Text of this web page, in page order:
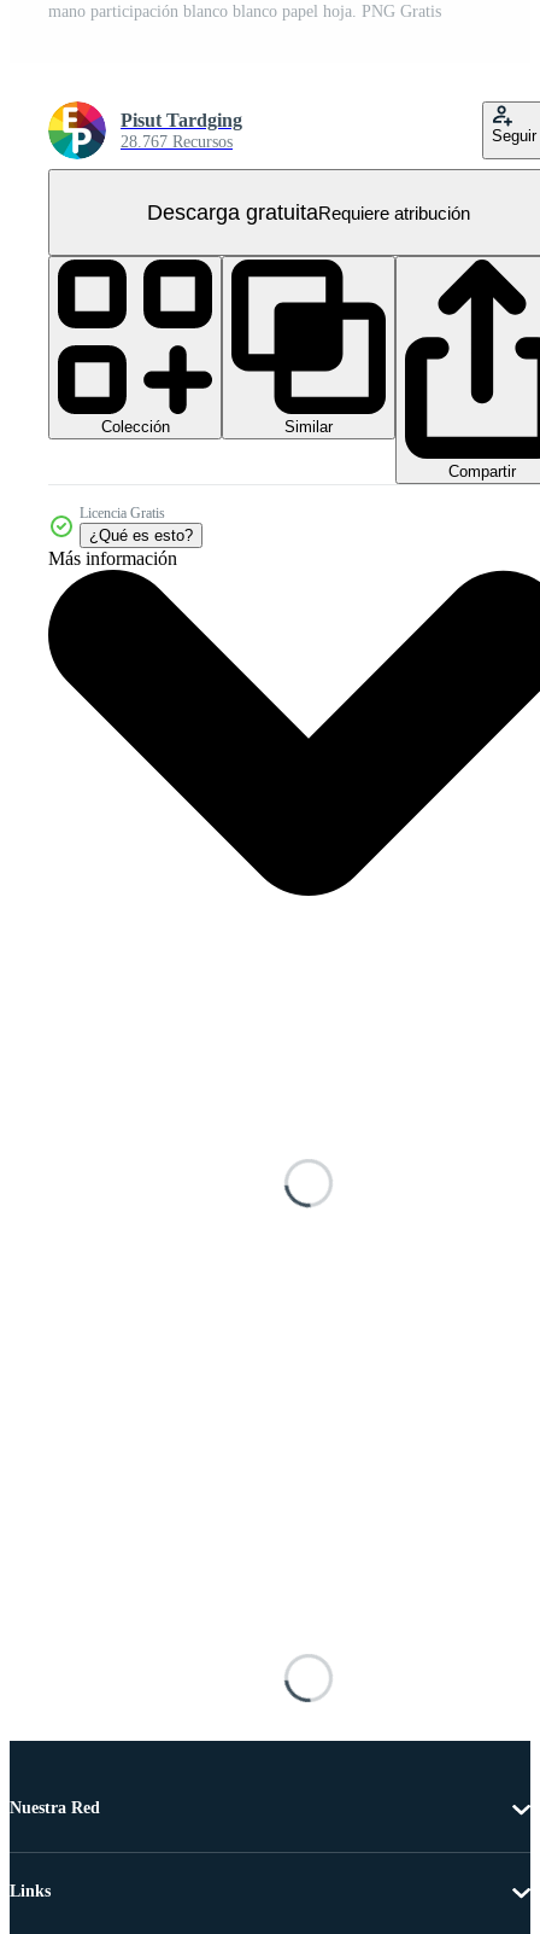
mano participación blanco blanco papel hoja. PNG Gratis
Pisut Tardging
28.767 Recursos Seguir
Descarga gratuitaRequiere atribución
Colección Similar
Compartir
Licencia Gratis
¿Qué es esto?
Más información
Nuestra Red
Links